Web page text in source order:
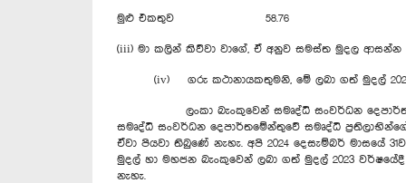
මුළු එකතුව 58.76
(iii) මා කලින් කිව්වා වාගේ, ඒ අනුව සමස්ත මුදල ආසන්න
(iv) ගරු කථානායකතුමනි, මේ ලබා ගත් මුදල් 2020
ලංකා බැංකුවෙන් සමෘද්ධි සංවර්ධන
සමෘද්ධි සංවර්ධන දෙපාර්තමේන්තුවේ සමෘද්ධි
ඒවා පියවා තිබුණේ නැහැ. අපි 2024 දෙසැම්බර්
මුදල් හා මහජන බැංකුවෙන් ලබා ගත් මුදල් 2023
නැහැ.